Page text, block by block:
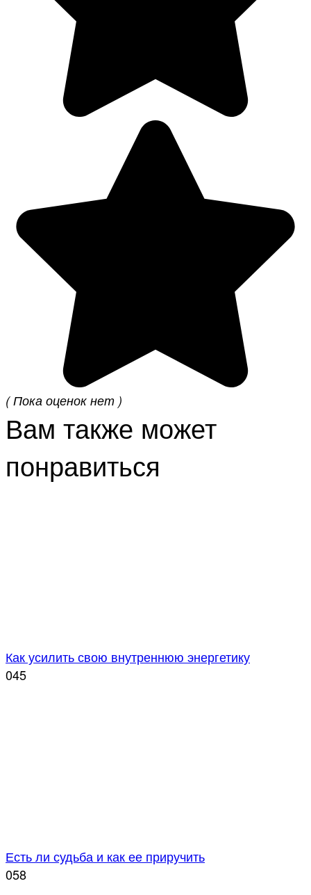
( Пока оценок нет )
Вам также может
понравиться
Как усилить свою внутреннюю энергетику
045
Есть ли судьба и как ее приручить
058